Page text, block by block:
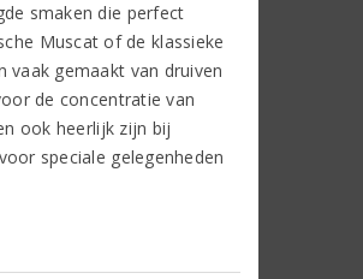
smaken die perfect
Muscat of de klassieke
vaak gemaakt van druiven
de concentratie van
ook heerlijk zijn bij
speciale gelegenheden